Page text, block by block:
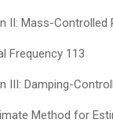
II: Mass-Controlled
Frequency 113
III: Damping-
Method for